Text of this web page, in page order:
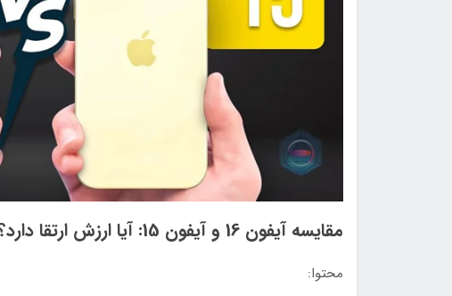
مقایسه آیفون 16 و آیفون 15: آیا ارزش ارتقا دارد؟
محتوا: